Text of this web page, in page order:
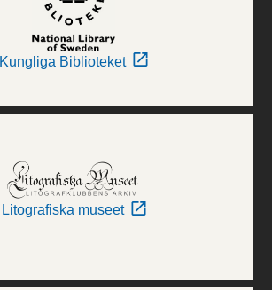
Kungliga Biblioteket
Litografiska museet